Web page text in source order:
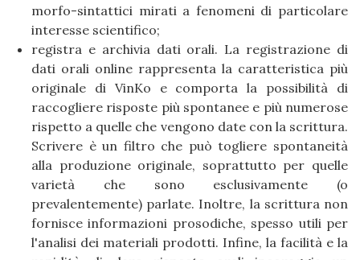
morfo-sintattici mirati a fenomeni di particolare
interesse scientifico;
registra e archivia dati orali. La registrazione di
dati orali online rappresenta la caratteristica più
originale di VinKo e comporta la possibilità di
raccogliere risposte più spontanee e più numerose
rispetto a quelle che vengono date con la scrittura.
Scrivere è un filtro che può togliere spontaneità
alla produzione originale, soprattutto per quelle
varietà che sono esclusivamente (o
prevalentemente) parlate. Inoltre, la scrittura non
fornisce informazioni prosodiche, spesso utili per
l'analisi dei materiali prodotti. Infine, la facilità e la